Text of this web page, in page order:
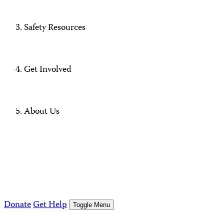
Safety Resources
Get Involved
About Us
DonateGet Help Toggle Menu